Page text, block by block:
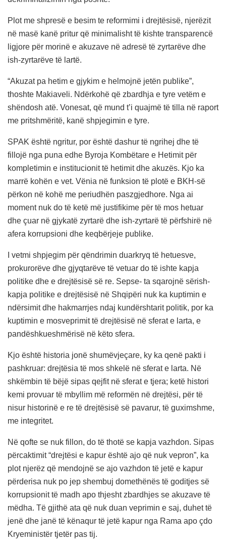
Plot me shpresë e besim te reformimi i drejtësisë, njerëzit
në masë kanë pritur që minimalisht të kishte transparencë
ligjore për morinë e akuzave në adresë të zyrtarëve dhe
ish-zyrtarëve të lartë.
“Akuzat pa hetim e gjykim e helmojnë jetën publike”,
thoshte Makiaveli. Ndërkohë që zbardhja e tyre vetëm e
shëndosh atë. Vonesat, që mund t’i quajmë të tilla në raport
me pritshmëritë, kanë shpjegimin e tyre.
SPAK është ngritur, por është dashur të ngrihej dhe të
fillojë nga puna edhe Byroja Kombëtare e Hetimit për
kompletimin e institucionit të hetimit dhe akuzës. Kjo ka
marrë kohën e vet. Vënia në funksion të plotë e BKH-së
përkon në kohë me periudhën paszgjedhore. Nga ai
moment nuk do të ketë më justifikime për të mos hetuar
dhe çuar në gjykatë zyrtarë dhe ish-zyrtarë të përfshirë në
afera korrupsioni dhe keqbërjeje publike.
I vetmi shpjegim për qëndrimin duarkryq të hetuesve,
prokurorëve dhe gjyqtarëve të vetuar do të ishte kapja
politike dhe e drejtësisë së re. Sepse- ta sqarojnë sërish-
kapja politike e drejtësisë në Shqipëri nuk ka kuptimin e
ndërsimit dhe hakmarrjes ndaj kundërshtarit politik, por ka
kuptimin e mosveprimit të drejtësisë në sferat e larta, e
pandëshkueshmërisë në këto sfera.
Kjo është historia jonë shumëvjeçare, ky ka qenë pakti i
pashkruar: drejtësia të mos shkelë në sferat e larta. Në
shkëmbin të bëjë sipas qejfit në sferat e tjera; ketë histori
kemi provuar të mbyllim më reformën në drejtësi, për të
nisur historinë e re të drejtësisë së pavarur, të guximshme,
me integritet.
Në qofte se nuk fillon, do të thotë se kapja vazhdon. Sipas
përcaktimit “drejtësi e kapur është ajo që nuk vepron”, ka
plot njerëz që mendojnë se ajo vazhdon të jetë e kapur
përderisa nuk po jep shembuj domethënës të goditjes së
korrupsionit të madh apo thjesht zbardhjes se akuzave të
mëdha. Të gjithë ata që nuk duan veprimin e saj, duhet të
jenë dhe janë të kënaqur të jetë kapur nga Rama apo çdo
Kryeministër tjetër pas tij.